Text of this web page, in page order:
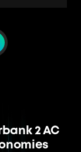
2 AC